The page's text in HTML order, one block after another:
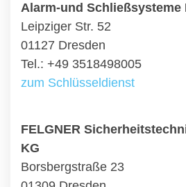
Alarm-und Schließsysteme
Leipziger Str. 52
01127 Dresden
Tel.: +49 3518498005
zum Schlüsseldienst
FELGNER
KG
Borsbergstraße 23